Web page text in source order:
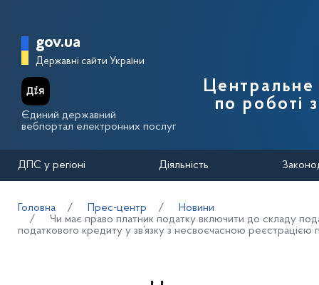
Головна сторінка Державної
gov.ua
Державні сайти України
Єдиний державний
вебпортал електронних послуг
Центральне
по роботі
ДПС у регіоні Діяльність
Головна Прес-центр
Новини
Чи має право платник податку включити до складу
податкового кредиту у зв’язку з несвоєчасною